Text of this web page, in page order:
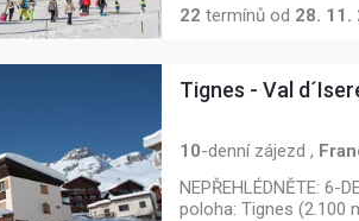
22 termínů od 28. 11.
Tignes - Val
10-denní zájezd ,
NEPŘEHLÉDNĚTE: 6-
poloha: Tignes (2.100